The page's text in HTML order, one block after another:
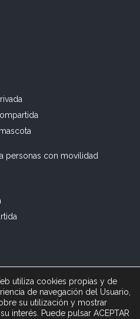
personas con movilidad
Vacaciones :: Alquiler
utiliza cookies propias y de
de navegación del Usuario,
su utilización y mostrar
interés. Puede pulsar ACEPTAR